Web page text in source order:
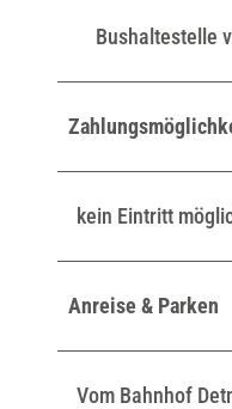
Bushaltestelle
kein Eintritt
Anreise & Parken
Vom Bahnhof